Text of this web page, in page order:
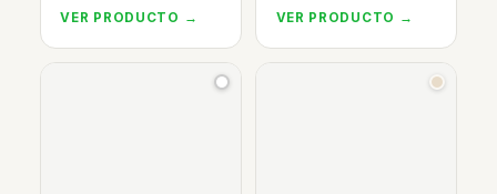
VER PRODUCTO → VER PRODUCTO →